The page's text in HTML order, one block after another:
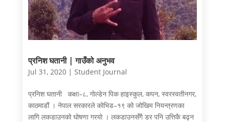
प्रनिश घतानी | गाउँको अनुभव
Jul 31, 2020| Student Journal
प्रनिश घतानी कक्षा–८, गोल्डेन पिक हाइस्कुल, कपन, स्वरस्वतीनगर,
काठमाडौं । नेपाल सरकारले कोभिड–१९ को जोखिम नियन्त्रणका
लागि लकडाउनको घोषणा गरयो । लकडाउनसँगै डर पनि उत्तिकै बढ्न